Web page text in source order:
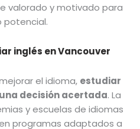
valorado y motivado para
potencial.
inglés en Vancouver
el idioma, estudiar
decisión acertada. La
y escuelas de idiomas
programas adaptados a